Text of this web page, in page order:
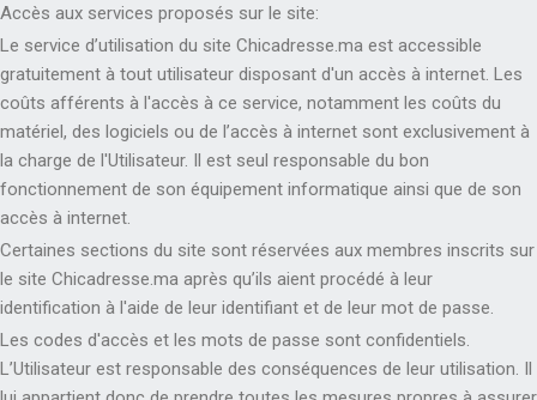
Accès aux services proposés sur le site:
Le service d’utilisation du site Chicadresse.ma est accessible
gratuitement à tout utilisateur disposant d'un accès à internet. Les
coûts afférents à l'accès à ce service, notamment les coûts du
matériel, des logiciels ou de l’accès à internet sont exclusivement à
la charge de l'Utilisateur. Il est seul responsable du bon
fonctionnement de son équipement informatique ainsi que de son
accès à internet.
Certaines sections du site sont réservées aux membres inscrits sur
le site Chicadresse.ma après qu’ils aient procédé à leur
identification à l'aide de leur identifiant et de leur mot de passe.
Les codes d'accès et les mots de passe sont confidentiels.
L’Utilisateur est responsable des conséquences de leur utilisation. Il